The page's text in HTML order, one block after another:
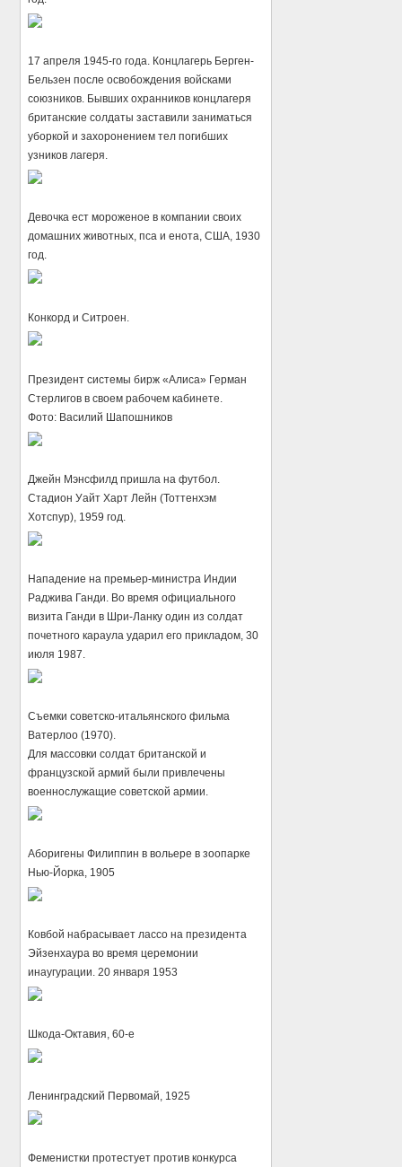
17 апреля 1945-го года. Концлагерь Берген-
Бельзен после освобождения войсками
союзников. Бывших охранников концлагеря
британские солдаты заставили заниматься
уборкой и захоронением тел погибших
узников лагеря.
Девочка ест мороженое в компании своих
домашних животных, пса и енота, США, 1930
год.
Конкорд и Ситроен.
Президент системы бирж «Алиса» Герман
Стерлигов в своем рабочем кабинете.
Фото: Василий Шапошников
Джейн Мэнсфилд пришла на футбол.
Стадион Уайт Харт Лейн (Тоттенхэм
Хотспур), 1959 год.
Нападение на премьер-министра Индии
Раджива Ганди. Во время официального
визита Ганди в Шри-Ланку один из солдат
почетного караула ударил его прикладом, 30
июля 1987.
Съемки советско-итальянского фильма
Ватерлоо (1970).
Для массовки солдат британской и
французской армий были привлечены
военнослужащие советской армии.
Аборигены Филиппин в вольере в зоопарке
Нью-Йорка, 1905
Ковбой набрасывает лассо на президента
Эйзенхаура во время церемонии
инаугурации. 20 января 1953
Шкода-Октавия, 60-е
Ленинградский Первомай, 1925
Феменистки протестует против конкурса